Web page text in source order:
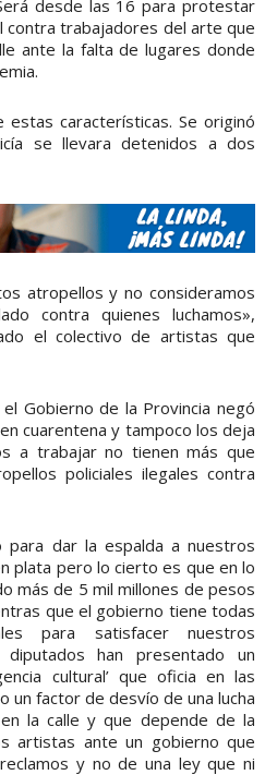
desde las 16 para protestar
contra trabajadores del arte que
ante la falta de lugares donde
características. Se originó
se llevara detenidos a dos
atropellos y no consideramos
contra quienes luchamos»,
el colectivo de artistas que
Gobierno de la Provincia negó
cuarentena y tampoco los deja
a trabajar no tienen más que
policiales ilegales contra
para dar la espalda a nuestros
plata pero lo cierto es que en lo
más de 5 mil millones de pesos
que el gobierno tiene todas
para satisfacer nuestros
han presentado un
cultural’ que oficia en las
un factor de desvío de una lucha
la calle y que depende de la
artistas ante un gobierno que
y no de una ley que ni